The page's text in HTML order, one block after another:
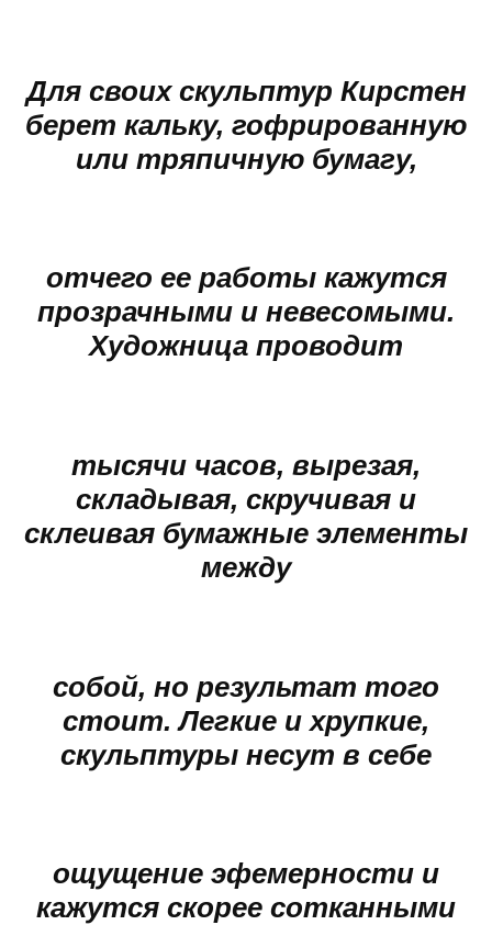
Для своих скульптур Кирстен
берет кальку, гофрированную
или тряпичную бумагу,
отчего ее работы кажутся
прозрачными и невесомыми.
Художница проводит
тысячи часов, вырезая,
складывая, скручивая и
склеивая бумажные элементы
между
собой, но результат того
стоит. Легкие и хрупкие,
скульптуры несут в себе
ощущение эфемерности и
кажутся скорее сотканными